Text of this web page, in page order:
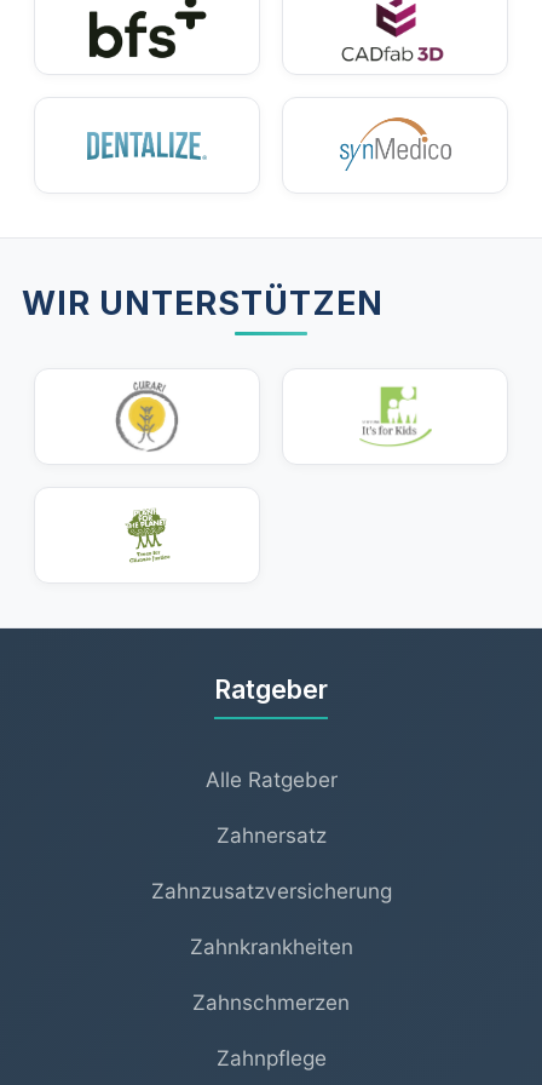
WIR UNTERSTÜTZEN
Ratgeber
Alle Ratgeber
Zahnersatz
Zahnzusatzversicherung
Zahnkrankheiten
Zahnschmerzen
Zahnpflege